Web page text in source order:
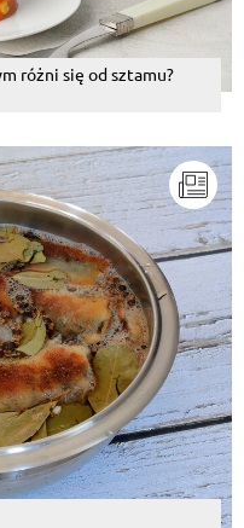
różni się od sztamu?